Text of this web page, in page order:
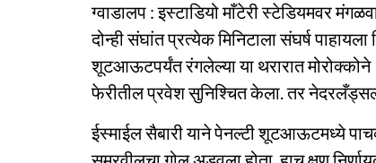
ग्वाडालप : इस्टाडियो माँटेरी स्टेडियमवर
दोन्ही संघांत प्रत्येक मिनिटाला संघर्ष
शूटआऊटपर्यंत रंगलेल्या या थरारात
फेरीतील प्रवेश सुनिश्चित केला. तर
ईस्माईल सैबारी याने पेनल्टी शूटआऊटमध्ये